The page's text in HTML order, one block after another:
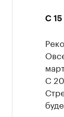
С 15
С